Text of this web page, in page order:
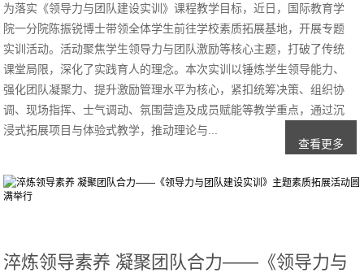
为落实《领导力与团队建设实训》课程教学目标，近日，国际教育学
院一分院陈振锐博士带领全体学生前往学校素质拓展基地，开展专题
实训活动。活动聚焦学生领导力与团队激励等核心主题，打破了传统
课堂局限，深化了实践育人的理念。本次实训以锤炼学生领导能力、
强化团队凝聚力、提升激励管理水平为核心，紧扣统筹决策、组织协
调、现场指挥、士气调动、氛围营造及成员赋能等教学重点，通过沉
浸式拓展项目与体验式教学，推动理论与...
查看更多
淬炼领导素养 凝聚团队合力——《领导力与